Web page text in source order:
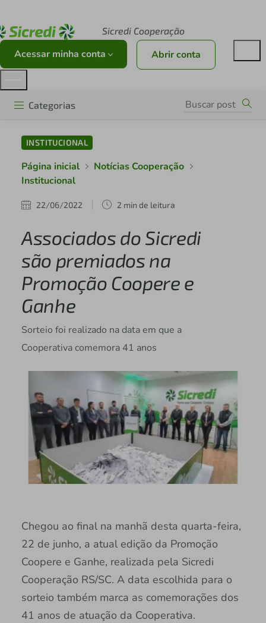
Sicredi Cooperação
Acessar minha conta Abrir conta
Categorias
INSTITUCIONAL
Página inicial
Notícias Cooperação
Institucional
22/06/2022 2 min de leitura
Associados do Sicredi
são premiados na
Promoção Coopere e
Ganhe
Sorteio foi realizado na data em que a
Cooperativa comemora 41 anos
Chegou ao final na manhã desta quarta-feira,
22 de junho, a atual edição da Promoção
Coopere e Ganhe, realizada pela Sicredi
Cooperação RS/SC. A data escolhida para o
sorteio também marca as comemorações dos
41 anos de atuação da Cooperativa.